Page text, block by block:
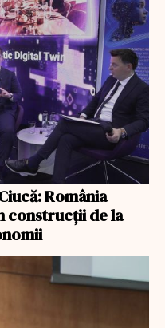
România
construcții de la